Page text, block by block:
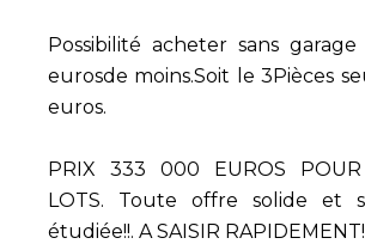
Possibilité acheter sans
eurosde moins.Soit le 3Pièces
euros.
PRIX 333 000 EUROS POUR
LOTS. Toute offre solide et
étudiée!!. A SAISIR